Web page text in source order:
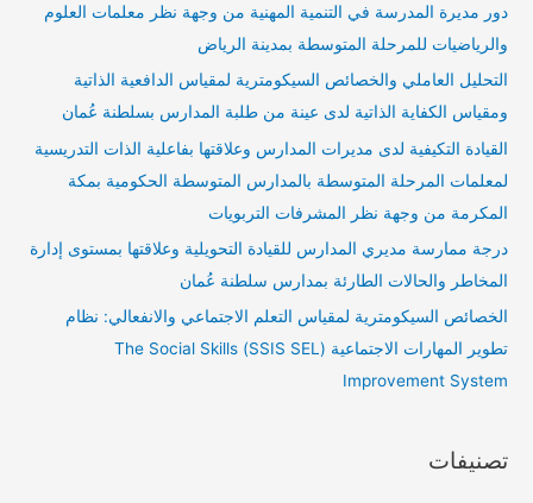
دور مديرة المدرسة في التنمية المهنية من وجهة نظر معلمات العلوم
والرياضيات للمرحلة المتوسطة بمدينة الرياض
التحليل العاملي والخصائص السيكومترية لمقياس الدافعية الذاتية
ومقياس الكفاية الذاتية لدى عينة من طلبة المدارس بسلطنة عُمان
القيادة التكيفية لدى مديرات المدارس وعلاقتها بفاعلية الذات التدريسية
لمعلمات المرحلة المتوسطة بالمدارس المتوسطة الحكومية بمكة
المكرمة من وجهة نظر المشرفات التربويات
درجة ممارسة مديري المدارس للقيادة التحويلية وعلاقتها بمستوى إدارة
المخاطر والحالات الطارئة بمدارس سلطنة عُمان
الخصائص السيكومترية لمقياس التعلم الاجتماعي والانفعالي: نظام
تطوير المهارات الاجتماعية (SSIS SEL) The Social Skills
Improvement System
تصنيفات